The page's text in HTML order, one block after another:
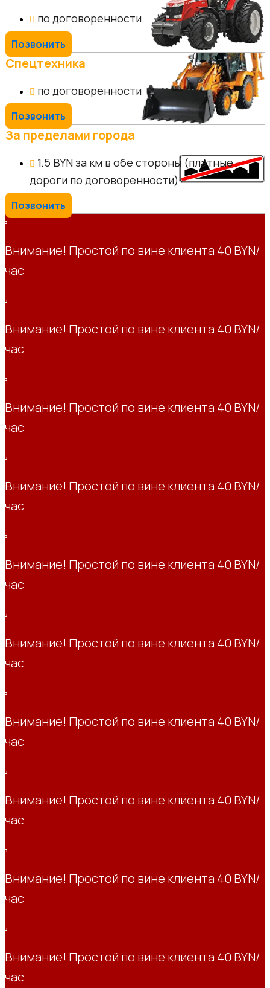
по договоренности
Позвонить
Спецтехника
по договоренности
Позвонить
За пределами города
1.5 BYN за км в обе стороны (платные
дороги по договоренности)
Позвонить
Внимание! Простой по вине клиента 40 BYN/
час
Внимание! Простой по вине клиента 40 BYN/
час
Внимание! Простой по вине клиента 40 BYN/
час
Внимание! Простой по вине клиента 40 BYN/
час
Внимание! Простой по вине клиента 40 BYN/
час
Внимание! Простой по вине клиента 40 BYN/
час
Внимание! Простой по вине клиента 40 BYN/
час
Внимание! Простой по вине клиента 40 BYN/
час
Внимание! Простой по вине клиента 40 BYN/
час
Внимание! Простой по вине клиента 40 BYN/
час